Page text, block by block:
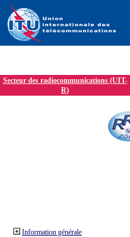
Secteur des radiocommunications (UIT-
R)
Information générale